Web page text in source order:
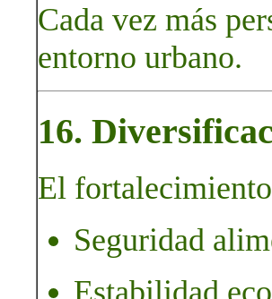
Cada vez más
entorno urbano.
16.
El
Seguridad